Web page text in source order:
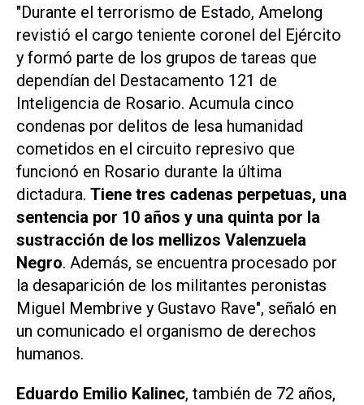
"Durante el terrorismo de Estado, Amelong
revistió el cargo teniente coronel del Ejército
y formó parte de los grupos de tareas que
dependían del Destacamento 121 de
Inteligencia de Rosario. Acumula cinco
condenas por delitos de lesa humanidad
cometidos en el circuito represivo que
funcionó en Rosario durante la última
dictadura. Tiene tres cadenas perpetuas, una
sentencia por 10 años y una quinta por la
sustracción de los mellizos Valenzuela
Negro. Además, se encuentra procesado por
la desaparición de los militantes peronistas
Miguel Membrive y Gustavo Rave", señaló en
un comunicado el organismo de derechos
humanos.
Eduardo Emilio Kalinec, también de 72 años,